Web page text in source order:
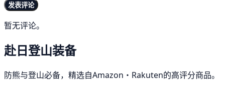
发表评论
暂无评论。
赴日登山装备
防熊与登山必备，精选自Amazon・Rakuten的高评分商品。